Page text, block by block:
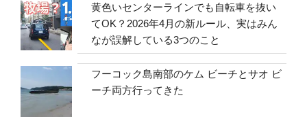
黄色いセンターラインでも自転車を抜い
てOK？2026年4月の新ルール、実はみん
なが誤解している3つのこと
フーコック島南部のケム ビーチとサオ ビ
ーチ両方行ってきた